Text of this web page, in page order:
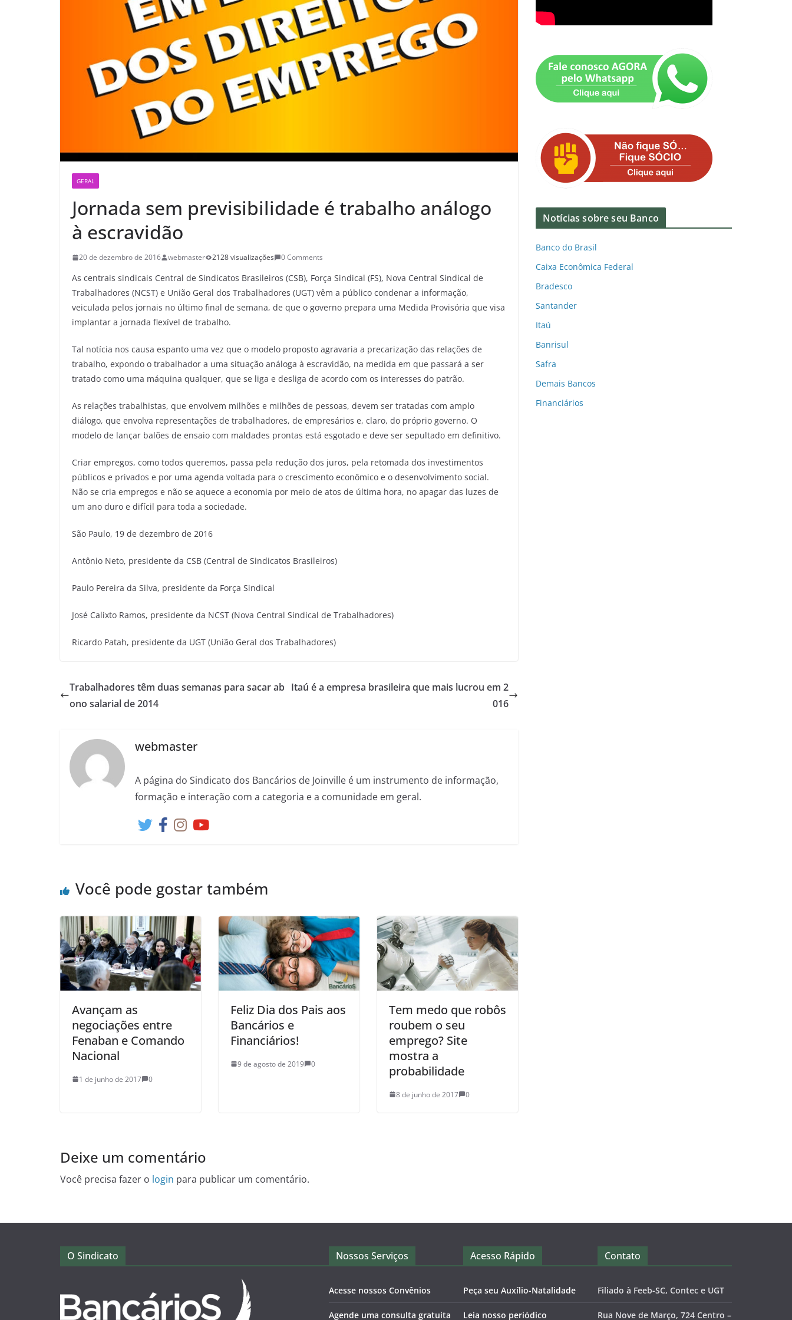
GERAL
Jornada sem previsibilidade é trabalho análogo
à escravidão
20 de dezembro de 2016 webmaster 2128 visualizações 0 Comments
As centrais sindicais Central de Sindicatos Brasileiros (CSB), Força Sindical (FS), Nova Central Sindical de
Trabalhadores (NCST) e União Geral dos Trabalhadores (UGT) vêm a público condenar a informação,
veiculada pelos jornais no último final de semana, de que o governo prepara uma Medida Provisória que visa
implantar a jornada flexível de trabalho.
Tal notícia nos causa espanto uma vez que o modelo proposto agravaria a precarização das relações de
trabalho, expondo o trabalhador a uma situação análoga à escravidão, na medida em que passará a ser
tratado como uma máquina qualquer, que se liga e desliga de acordo com os interesses do patrão.
As relações trabalhistas, que envolvem milhões e milhões de pessoas, devem ser tratadas com amplo
diálogo, que envolva representações de trabalhadores, de empresários e, claro, do próprio governo. O
modelo de lançar balões de ensaio com maldades prontas está esgotado e deve ser sepultado em definitivo.
Criar empregos, como todos queremos, passa pela redução dos juros, pela retomada dos investimentos
públicos e privados e por uma agenda voltada para o crescimento econômico e o desenvolvimento social.
Não se cria empregos e não se aquece a economia por meio de atos de última hora, no apagar das luzes de
um ano duro e difícil para toda a sociedade.
São Paulo, 19 de dezembro de 2016
Antônio Neto, presidente da CSB (Central de Sindicatos Brasileiros)
Paulo Pereira da Silva, presidente da Força Sindical
José Calixto Ramos, presidente da NCST (Nova Central Sindical de Trabalhadores)
Ricardo Patah, presidente da UGT (União Geral dos Trabalhadores)
Trabalhadores têm duas semanas para sacar ab
ono salarial de 2014
Itaú é a empresa brasileira que mais lucrou em 2
016
webmaster
A página do Sindicato dos Bancários de Joinville é um instrumento de informação,
formação e interação com a categoria e a comunidade em geral.
Você pode gostar também
Avançam as
negociações entre
Fenaban e Comando
Nacional
1 de junho de 2017 0
Feliz Dia dos Pais aos
Bancários e
Financiários!
9 de agosto de 2019 0
Tem medo que robôs
roubem o seu
emprego? Site
mostra a
probabilidade
8 de junho de 2017 0
Deixe um comentário
Você precisa fazer o login para publicar um comentário.
Notícias sobre seu Banco
Banco do Brasil
Caixa Econômica Federal
Bradesco
Santander
Itaú
Banrisul
Safra
Demais Bancos
Financiários
O Sindicato Nossos Serviços
Acesse nossos Convênios
Agende uma consulta gratuita
Acesso Rápido
Peça seu Auxílio-Natalidade
Leia nosso periódico
Contato
Filiado à Feeb-SC, Contec e UGT
Rua Nove de Março, 724 Centro –